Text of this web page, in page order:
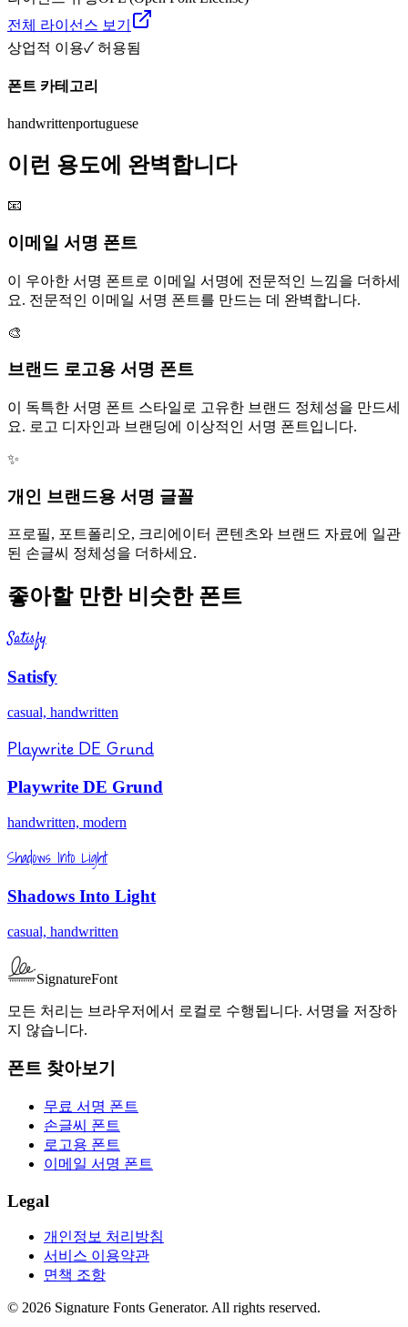
전체 라이선스 보기
상업적 이용✓ 허용됨
폰트 카테고리
handwrittenportuguese
이런 용도에 완벽합니다
📧
이메일 서명 폰트
이 우아한 서명 폰트로 이메일 서명에 전문적인 느낌을 더하세
요. 전문적인 이메일 서명 폰트를 만드는 데 완벽합니다.
🎨
브랜드 로고용 서명 폰트
이 독특한 서명 폰트 스타일로 고유한 브랜드 정체성을 만드세
요. 로고 디자인과 브랜딩에 이상적인 서명 폰트입니다.
✨
개인 브랜드용 서명 글꼴
프로필, 포트폴리오, 크리에이터 콘텐츠와 브랜드 자료에 일관
된 손글씨 정체성을 더하세요.
좋아할 만한 비슷한 폰트
Satisfy
Satisfy
casual, handwritten
Playwrite DE Grund
Playwrite DE Grund
handwritten, modern
Shadows Into Light
Shadows Into Light
casual, handwritten
SignatureFont
모든 처리는 브라우저에서 로컬로 수행됩니다. 서명을 저장하
지 않습니다.
폰트 찾아보기
무료 서명 폰트
손글씨 폰트
로고용 폰트
이메일 서명 폰트
Legal
개인정보 처리방침
서비스 이용약관
면책 조항
© 2026 Signature Fonts Generator. All rights reserved.